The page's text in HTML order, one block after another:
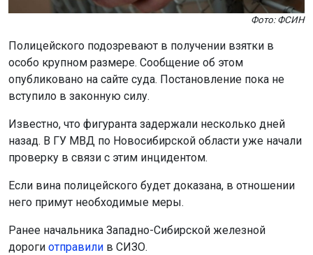
Фото: ФСИН
Полицейского подозревают в получении взятки в
особо крупном размере. Сообщение об этом
опубликовано на сайте суда. Постановление пока не
вступило в законную силу.
Известно, что фигуранта задержали несколько дней
назад. В ГУ МВД по Новосибирской области уже начали
проверку в связи с этим инцидентом.
Если вина полицейского будет доказана, в отношении
него примут необходимые меры.
Ранее начальника Западно-Сибирской железной
дороги отправили в СИЗО.